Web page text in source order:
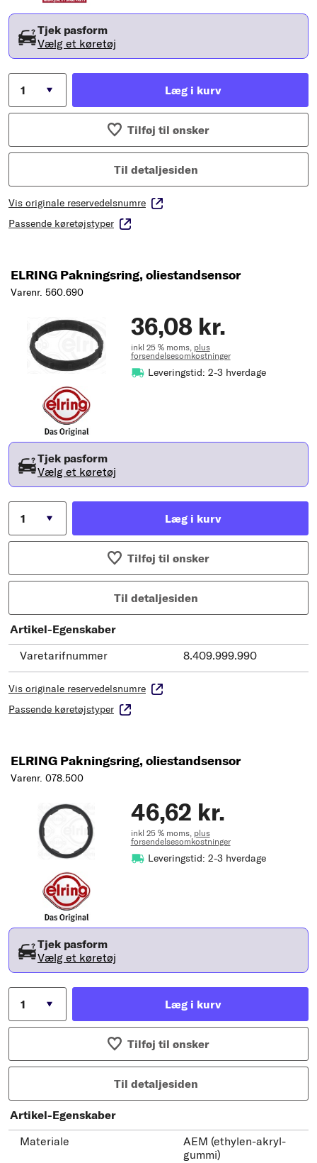
Tjek pasform
Vælg et køretøj
Læg i kurv
Tilføj til ønsker
Til detaljesiden
Vis originale reservedelsnumre
Passende køretøjstyper
ELRING Pakningsring, oliestandsensor
Varenr. 560.690
36,08 kr.
inkl 25 % moms, plus
forsendelsesomkostninger
Leveringstid: 2-3 hverdage
Tjek pasform
Vælg et køretøj
Læg i kurv
Tilføj til ønsker
Til detaljesiden
Artikel-Egenskaber
Varetarifnummer
8.409.999.990
Vis originale reservedelsnumre
Passende køretøjstyper
ELRING Pakningsring, oliestandsensor
Varenr. 078.500
46,62 kr.
inkl 25 % moms, plus
forsendelsesomkostninger
Leveringstid: 2-3 hverdage
Tjek pasform
Vælg et køretøj
Læg i kurv
Tilføj til ønsker
Til detaljesiden
Artikel-Egenskaber
Materiale
AEM (ethylen-akryl-
gummi)